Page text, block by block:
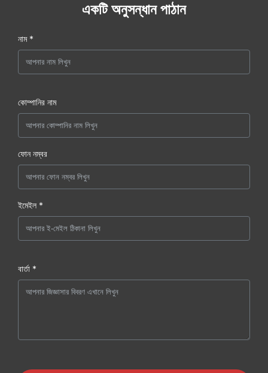
একটি অনুসন্ধান পাঠান
নাম *
কোম্পানির নাম
ফোন নম্বর
ইমেইল *
বার্তা *